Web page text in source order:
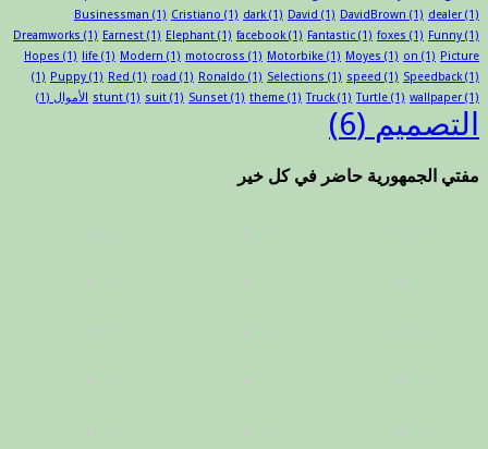
Businessman (1) Cristiano (1) dark(1) David (1) DavidBrown (1) dealer (1)
Dreamworks (1) Earnest (1) Elephant (1) facebook(1) Fantastic (1) foxes (1) Funny (1)
Hopes (1) life (1) Modern (1) motocross (1) Motorbike (1) Moyes (1) on (1) Picture
(1) Puppy (1) Red (1) road (1) Ronaldo (1) Selections (1) speed (1) Speedback(1)
stunt (1) suit (1) Sunset (1) theme (1) Truck(1) Turtle (1) wallpaper (1) الأموال (1)
التصميم (6)
مفتي الجمهورية حاضر في كل خير